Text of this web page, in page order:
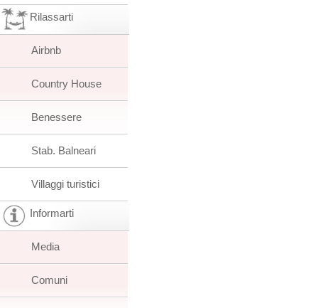
Rilassarti
Airbnb
Country House
Benessere
Stab. Balneari
Villaggi turistici
Informarti
Media
Comuni